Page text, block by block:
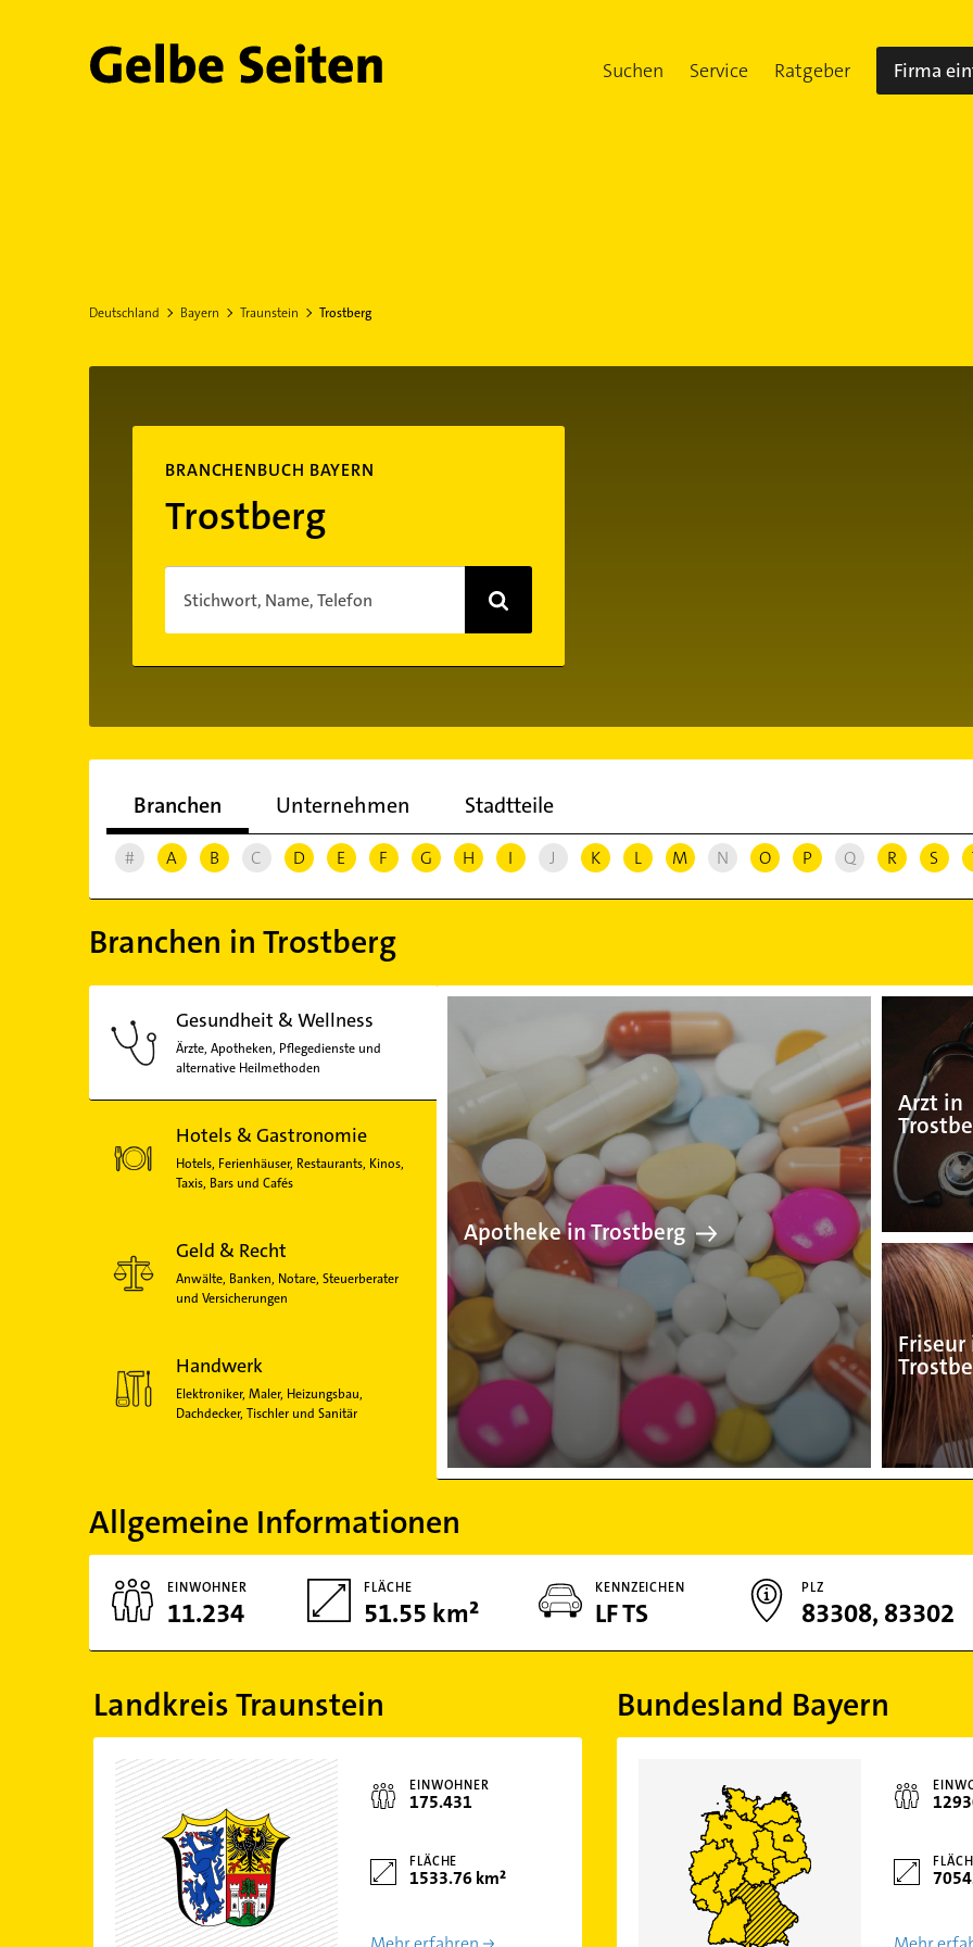
Gelbe Seiten Suchen Service Ratgeber Firma
Deutschland Bayern Traunstein Trostberg
BRANCHENBUCH BAYERN
Trostberg
Stichwort, Name, Telefon
Branchen Unternehmen Stadtteile
# A B C D E F G H I J K L M N O P Q R S
Branchen in Trostberg
Gesundheit & Wellness
Ärzte, Apotheken, Pflegedienste und
alternative Heilmethoden
Hotels & Gastronomie
Hotels, Ferienhäuser, Restaurants, Kinos,
Taxis, Bars und Cafés
Geld & Recht
Anwälte, Banken, Notare, Steuerberater
und Versicherungen
Handwerk
Elektroniker, Maler, Heizungsbau,
Dachdecker, Tischler und Sanitär
Apotheke in Trostberg
Apotheke in Trostberg
Arzt in
Friseur
Allgemeine Informationen
EINWOHNER
11.234
FLÄCHE
51.55 km²
KENNZEICHEN
LF TS
PLZ
83308, 83302
Landkreis Traunstein Bundesland Bayern
EINWOHNER
175.431
FLÄCHE
1533.76 km²